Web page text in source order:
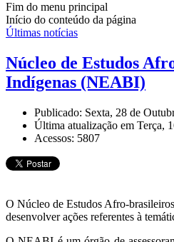
Fim do menu principal
Início do conteúdo da página
Últimas notícias
Núcleo de Estudos
Indígenas (NEABI)
Publicado: Sexta, 28 de
Última atualização em Terça,
Acessos: 5807
O Núcleo de Estudos Afro-
desenvolver ações referentes à